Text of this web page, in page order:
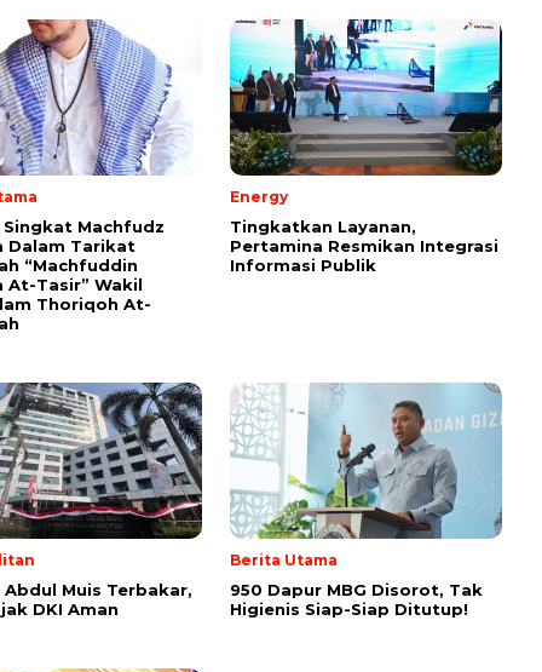
Machfudz
Dalam Tarikat
“Machfuddin
At-Tasir” Wakil
Thoriqoh At-
Energy
Tingkatkan Layanan,
Pertamina Resmikan Integrasi
Informasi Publik
Abdul Muis Terbakar,
DKI Aman
Berita Utama
950 Dapur MBG Disorot, Tak
Higienis Siap-Siap Ditutup!